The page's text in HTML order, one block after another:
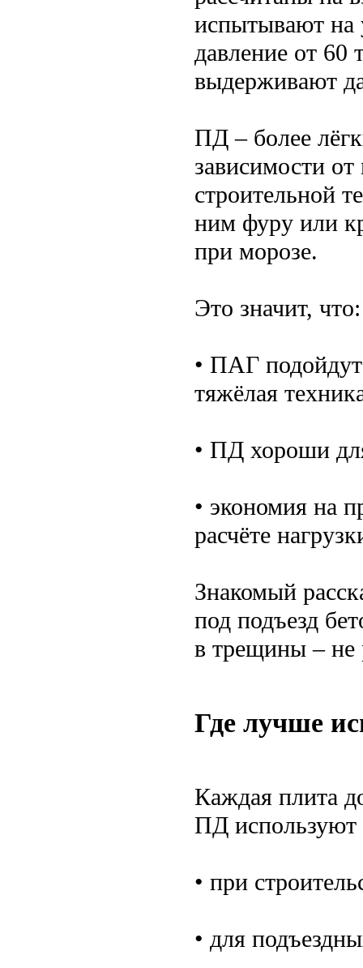
испытывают на
давление от
выдерживают
ПД – более
зависимости
строительной
ним фуру или
при морозе.
Это значит, что:
• ПАГ
тяжёлая
• ПД хороши
• экономия на
расчёте
Знакомый
под подъезд
в трещины – не
Где лучше
Каждая плита
ПД используют
• при
• для